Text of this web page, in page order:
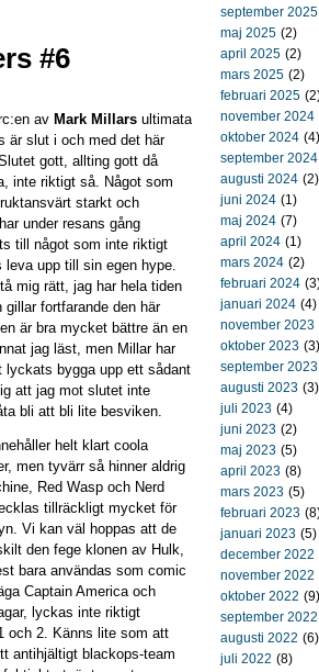
#6
av Mark Millars ultimata
är slut i och med det här
gott, allting gott då
inte riktigt så. Något som
starkt och
under resans gång
till något som inte riktigt
leva upp till sin egen hype.
mig rätt, jag har hela tiden
gillar fortfarande den här
är bra mycket bättre än en
jag läst, men Millar har
lyckats bygga upp ett sådant
att jag mot slutet inte
bli att bli lite besviken.
helt klart coola
men tyvärr så hinner aldrig
Red Wasp och Nerd
tillräckligt mycket för
Vi kan väl hoppas att de
den fege klonen av Hulk,
bara användas som comic
Captain America och
lyckas inte riktigt
och 2. Känns lite som att
antihjältigt blackops-team
september 2025
maj 2025 (2)
april 2025 (2)
mars 2025 (2)
februari 2025
november 2024
oktober 2024 (4)
september 2024
augusti 2024 (2)
juni 2024 (1)
maj 2024 (7)
april 2024 (1)
mars 2024 (2)
februari 2024
januari 2024 (4)
november 2023
oktober 2023 (3)
september 2023
augusti 2023 (3)
juli 2023 (4)
juni 2023 (2)
maj 2023 (5)
april 2023 (8)
mars 2023 (5)
februari 2023
januari 2023 (5)
december 2022
november 2022
oktober 2022 (9)
september 2022
augusti 2022 (6)
juli 2022 (8)